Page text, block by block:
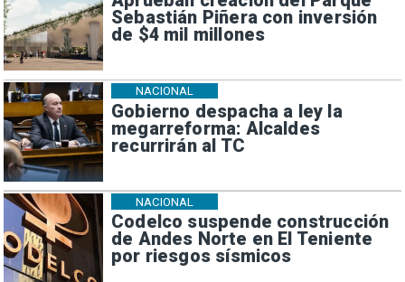
Sebastián Piñera con inversión
de $4 mil millones
Gobierno despacha a ley la
megarreforma: Alcaldes
recurrirán al TC
NACIONAL
Codelco suspende construcción
de Andes Norte en El Teniente
por riesgos sísmicos
NACIONAL